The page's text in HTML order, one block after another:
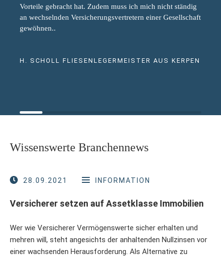
Vorteile gebracht hat. Zudem muss ich mich nicht ständig
an wechselnden Versicherungsvertretern einer Gesellschaft
gewöhnen..
H. SCHOLL FLIESENLEGERMEISTER AUS KERPEN
Wissenswerte Branchennews
28.09.2021 INFORMATION
Versicherer setzen auf Assetklasse Immobilien
Wer wie Versicherer Vermögenswerte sicher erhalten und
mehren will, steht angesichts der anhaltenden Nullzinsen vor
einer wachsenden Herausforderung. Als Alternative zu